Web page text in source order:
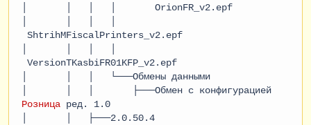
│ │ │ │ OrionFR_v2.epf
ShtrihMFiscalPrinters_v2.epf
VersionTKasbiFR01KFP_v2.epf
│ │ │ └───Обмены данными
│ │ │ ├───Обмен с конфигурацией
Розница ред. 1.0
│ │ ├───2.0.50.4